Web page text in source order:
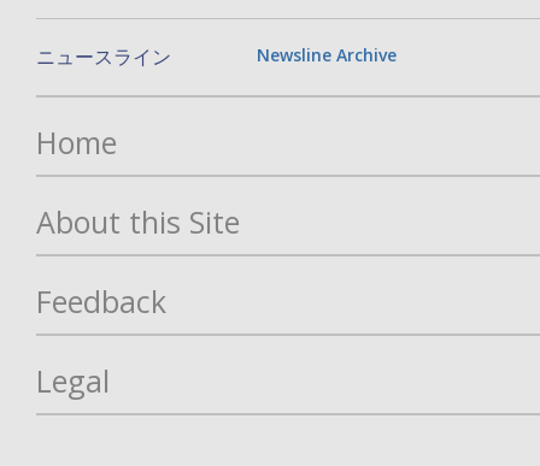
ニュースライン Newsline Archive
Home
About this Site
Feedback
Legal